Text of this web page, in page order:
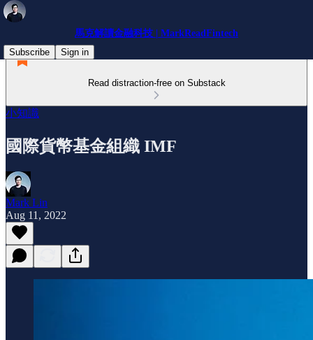
馬克解讀金融科技 | MarkReadFintech
Subscribe
Sign in
Read distraction-free on Substack
小知識
國際貨幣基金組織 IMF
Mark Lin
Aug 11, 2022